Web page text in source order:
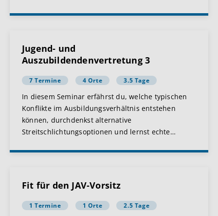
Jugend- und
Auszubildendenvertretung 3
7 Termine 4 Orte 3.5 Tage
In diesem Seminar erfährst du, welche typischen
Konflikte im Ausbildungsverhältnis entstehen
können, durchdenkst alternative
Streitschlichtungsoptionen und lernst echte…
Fit für den JAV-Vorsitz
1 Termine 1 Orte 2.5 Tage